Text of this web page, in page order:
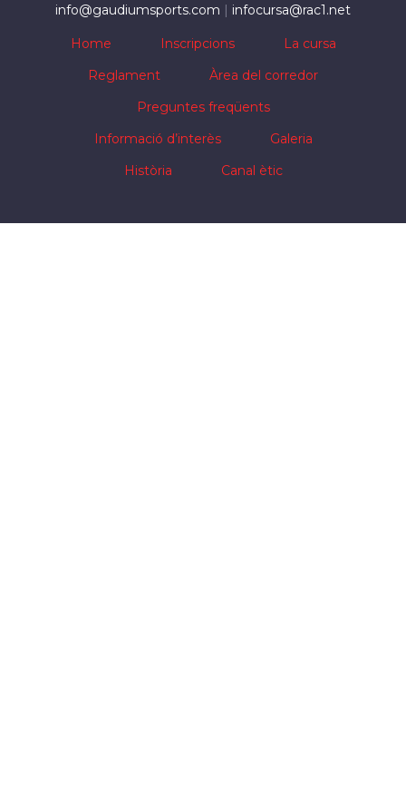
info@gaudiumsports.com | infocursa@rac1.net
Home Inscripcions
La cursa
Reglament
Àrea del corredor
Preguntes freqüents
Informació d’interès
Galeria
Història
Canal ètic